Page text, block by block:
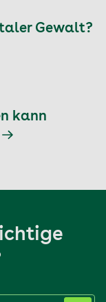
Gewalt?
kann